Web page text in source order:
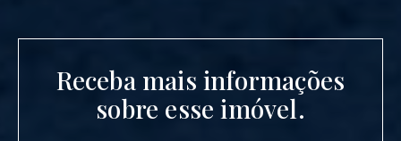
Receba mais informações
sobre esse imóvel.